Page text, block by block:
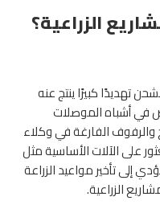
الزراعية؟
تهديدًا كبيرًا ينتج عنه
في أشباه الموصلات
والرفوف الفارغة في وكلاء
على الآلات الأساسية مثل
إلى تأخير مواعيد الزراعة
الزراعية.